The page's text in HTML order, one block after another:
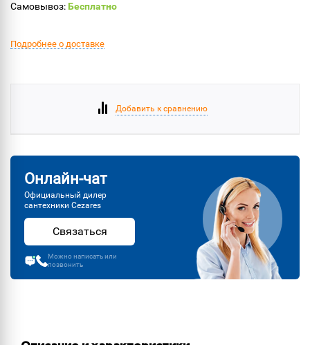
Самовывоз:Бесплатно
Подробнее о доставке
Добавить к сравнению
Онлайн-чат
Официальный дилер
сантехники Cezares
Связаться
Можно написать или
позвонить